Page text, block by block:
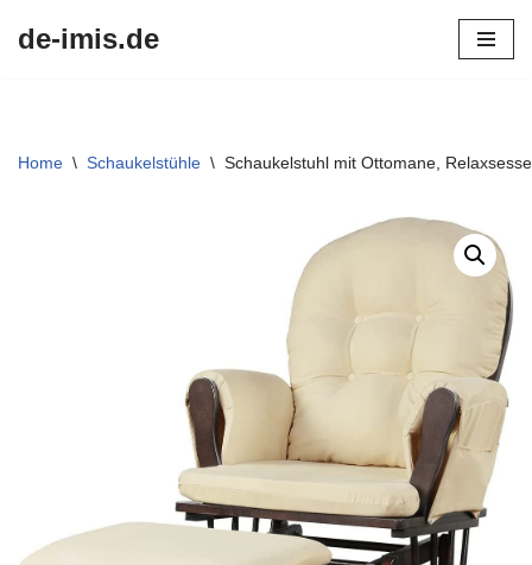
de-imis.de
Home \ Schaukelstühle \ Schaukelstuhl mit Ottomane,